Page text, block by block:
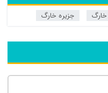
جزیره خارگ